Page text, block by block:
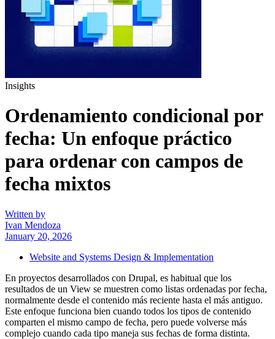
Insights
Ordenamiento condicional por
fecha: Un enfoque práctico
para ordenar con campos de
fecha mixtos
Written by
Ivan Mendoza
January 20, 2026
Website and Systems Design & Implementation
En proyectos desarrollados con Drupal, es habitual que los
resultados de un View se muestren como listas ordenadas por fecha,
normalmente desde el contenido más reciente hasta el más antiguo.
Este enfoque funciona bien cuando todos los tipos de contenido
comparten el mismo campo de fecha, pero puede volverse más
complejo cuando cada tipo maneja sus fechas de forma distinta.